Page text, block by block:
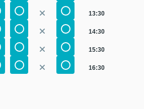
13:30
14:30
15:30
16:30